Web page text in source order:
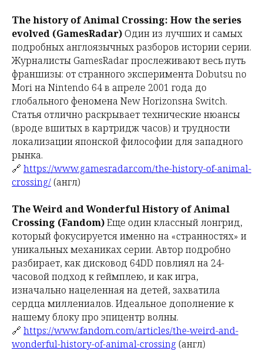
The history of Animal Crossing: How the series
evolved (GamesRadar)Один из лучших и самых
подробных англоязычных разборов истории серии.
Журналисты GamesRadar прослеживают весь путь
франшизы: от странного эксперимента Dobutsu no
Moriна Nintendo 64 в апреле 2001 года до
глобального феномена New Horizonsна Switch.
Статья отлично раскрывает технические нюансы
(вроде вшитых в картридж часов) и трудности
локализации японской философии для западного
рынка.
🔗 https://www.gamesradar.com/the-history-of-animal-
crossing/ (англ)
The Weird and Wonderful History of Animal
Crossing (Fandom)Еще один классный лонгрид,
который фокусируется именно на «странностях» и
уникальных механиках серии. Автор подробно
разбирает, как дисковод 64DD повлиял на 24-
часовой подход к геймплею, и как игра,
изначально нацеленная на детей, захватила
сердца миллениалов. Идеальное дополнение к
нашему блоку про эпицентр волны.
🔗 https://www.fandom.com/articles/the-weird-and-
wonderful-history-of-animal-crossing (англ)